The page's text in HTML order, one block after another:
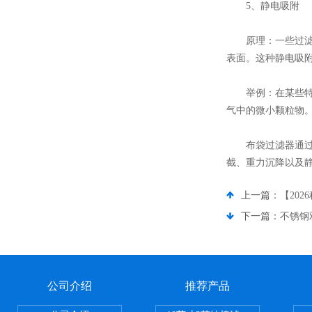
5、静电吸附
原理：一些过滤
表面。这种静电吸
举例：在某些特
气中的微小颗粒物
布袋过滤器通过
截、重力沉降以及
上一篇：
【
下一篇： 不锈钢
公司介绍 推荐产品